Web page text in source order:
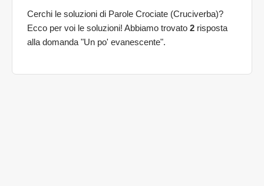
Cerchi le soluzioni di Parole Crociate (Cruciverba)?
Ecco per voi le soluzioni! Abbiamo trovato 2 risposta
alla domanda "Un po' evanescente".